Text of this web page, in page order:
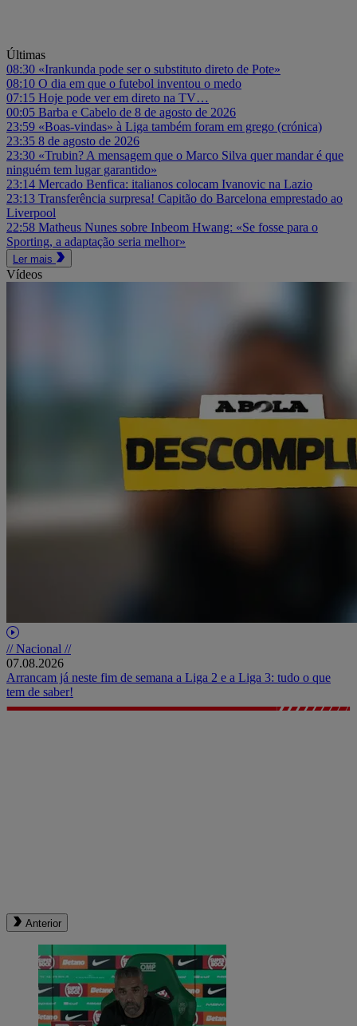
Últimas
08:30 «Irankunda pode ser o substituto direto de Pote»
08:10 O dia em que o futebol inventou o medo
07:15 Hoje pode ver em direto na TV…
00:05 Barba e Cabelo de 8 de agosto de 2026
23:59 «Boas-vindas» à Liga também foram em grego (crónica)
23:35 8 de agosto de 2026
23:30 «Trubin? A mensagem que o Marco Silva quer mandar é que
ninguém tem lugar garantido»
23:14 Mercado Benfica: italianos colocam Ivanovic na Lazio
23:13 Transferência surpresa! Capitão do Barcelona emprestado ao
Liverpool
22:58 Matheus Nunes sobre Inbeom Hwang: «Se fosse para o
Sporting, a adaptação seria melhor»
Ler mais
Vídeos
// Nacional //
07.08.2026
Arrancam já neste fim de semana a Liga 2 e a Liga 3: tudo o que
tem de saber!
Anterior